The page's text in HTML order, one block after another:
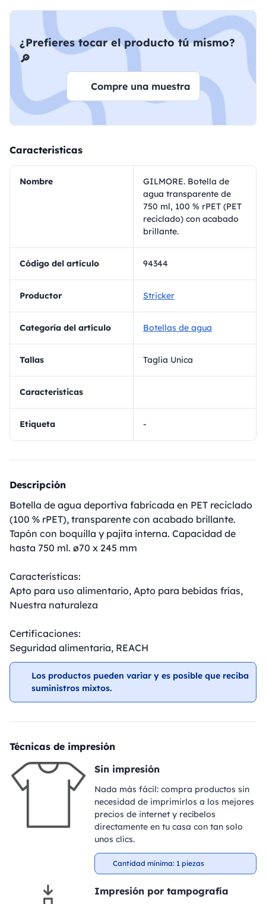
¿Prefieres tocar el producto tú mismo?
🔎
Compre una muestra
Caracteristicas
Nombre
GILMORE. Botella de
agua transparente de
750 ml, 100 % rPET (PET
reciclado) con acabado
brillante.
Código del artículo 94344
Productor Stricker
Categoría del artículo Botellas de agua
Tallas Taglia Unica
Caracteristicas
Etiqueta -
Descripción
Botella de agua deportiva fabricada en PET reciclado
(100 % rPET), transparente con acabado brillante.
Tapón con boquilla y pajita interna. Capacidad de
hasta 750 ml. ø70 x 245 mm
Características:
Apto para uso alimentario, Apto para bebidas frías,
Nuestra naturaleza
Certificaciones:
Seguridad alimentaria, REACH
Los productos pueden variar y es posible que reciba
suministros mixtos.
Técnicas de impresión
Sin impresión
Nada más fácil: compra productos sin
necesidad de imprimirlos a los mejores
precios de internet y recíbelos
directamente en tu casa con tan solo
unos clics.
Cantidad mínima: 1 piezas
Impresión por tampografía